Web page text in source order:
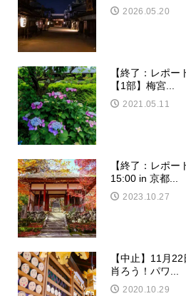
2026.05.20
【終了：レポー
【1部】梅宮...
2021.05.11
【終了：レポ
15:00 in 京都...
2023.10.27
【中止】11月
肖ろう！パワ...
2020.10.29